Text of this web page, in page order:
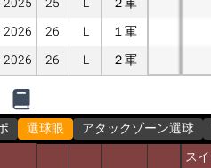
2025
25 L
２軍
2026
26 L
１軍
2026
26 L ２軍
選球眼 アタックゾーン選球
ス